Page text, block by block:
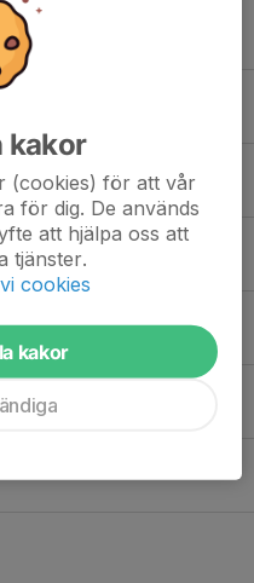
kakor
(cookies) för att vår
för dig. De används
att hjälpa oss att
tjänster.
cookies
kakor